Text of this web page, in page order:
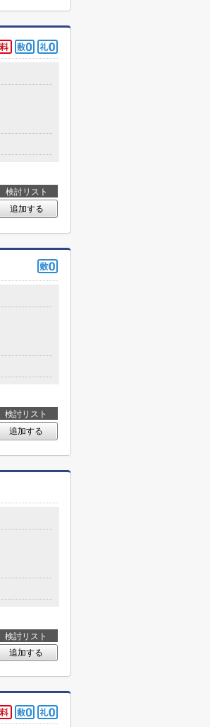
検討リスト
追加する
検討リスト
追加する
検討リスト
追加する